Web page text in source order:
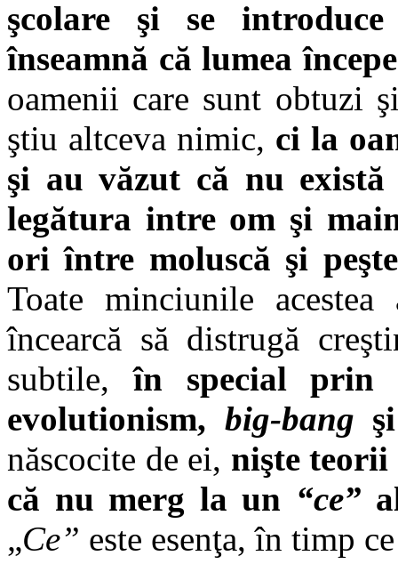
şcolare şi se
înseamnă că lumea
oamenii care sunt obtuzi
ştiu altceva nimic, ci la
şi au văzut că nu există
legătura intre om şi
ori între moluscă şi
Toate minciunile
încearcă să distrugă
subtile,în special prin
evolutionism, big-bang
născocite de ei, nişte teorii
că nu merg la un “ce”
„Ce” este esenţa, în timp